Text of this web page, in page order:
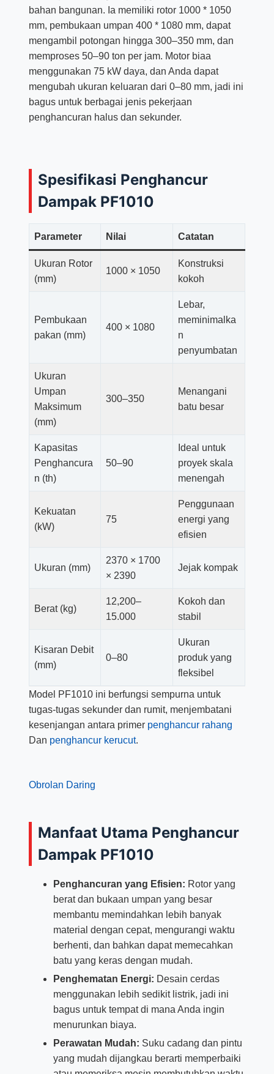
bahan bangunan. Ia memiliki rotor 1000 * 1050
mm, pembukaan umpan 400 * 1080 mm, dapat
mengambil potongan hingga 300–350 mm, dan
memproses 50–90 ton per jam. Motor biaa
menggunakan 75 kW daya, dan Anda dapat
mengubah ukuran keluaran dari 0–80 mm, jadi ini
bagus untuk berbagai jenis pekerjaan
penghancuran halus dan sekunder.
Spesifikasi Penghancur
Dampak PF1010
Parameter Nilai Catatan
Ukuran Rotor
(mm)
1000 × 1050
Konstruksi
kokoh
Pembukaan
pakan (mm)
400 × 1080
Lebar,
meminimalka
n
penyumbatan
Ukuran
Umpan
Maksimum
(mm)
300–350
Menangani
batu besar
Kapasitas
Penghancura
n (th)
50–90
Ideal untuk
proyek skala
menengah
Kekuatan
(kW)
75
Penggunaan
energi yang
efisien
Ukuran (mm)
2370 × 1700
× 2390
Jejak kompak
Berat (kg)
12,200–
15.000
Kokoh dan
stabil
Kisaran Debit
(mm)
0–80
Ukuran
produk yang
fleksibel
Model PF1010 ini berfungsi sempurna untuk
tugas-tugas sekunder dan rumit, menjembatani
kesenjangan antara primer penghancur rahang
Dan penghancur kerucut.
Obrolan Daring
Manfaat Utama Penghancur
Dampak PF1010
Penghancuran yang Efisien: Rotor yang
berat dan bukaan umpan yang besar
membantu memindahkan lebih banyak
material dengan cepat, mengurangi waktu
berhenti, dan bahkan dapat memecahkan
batu yang keras dengan mudah.
Penghematan Energi: Desain cerdas
menggunakan lebih sedikit listrik, jadi ini
bagus untuk tempat di mana Anda ingin
menurunkan biaya.
Perawatan Mudah: Suku cadang dan pintu
yang mudah dijangkau berarti memperbaiki